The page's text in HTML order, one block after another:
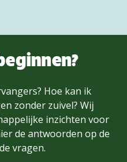
Hoe kan ik
zonder zuivel? Wij
inzichten voor
de antwoorden op de
vragen.